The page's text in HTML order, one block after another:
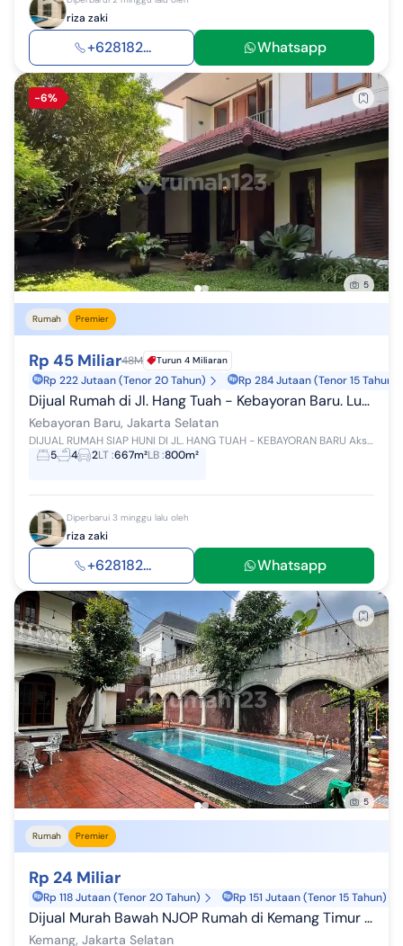
riza zaki
+628182... Whatsapp
5
-6%
Rumah Premier
Rp 45 Miliar48M Turun 4 Miliaran
Rp 222 Jutaan (Tenor 20 Tahun) Rp 284 Jutaan (Tenor 15 Tahun)
Dijual Rumah di Jl. Hang Tuah - Kebayoran Baru. Luas Tanah 667M Rp.45 M Nego
Kebayoran Baru, Jakarta Selatan
DIJUAL RUMAH SIAP HUNI DI JL. HANG TUAH - KEBAYORAN BARU Akses jalan Lebar 3 mobil Lokasi tenang dan teduh Luas tanah 667m2 Luas bangunan 800m2 ...
5
4 2LT:667m²LB:800m²
Diperbarui 3 minggu lalu oleh
riza zaki
+628182... Whatsapp
5
Rumah Premier
Rp 24 Miliar
Rp 118 Jutaan (Tenor 20 Tahun) Rp 151 Jutaan (Tenor 15 Tahun)
Dijual Murah Bawah NJOP Rumah di Kemang Timur Raya. Luas 1192M2. NJOP 27 M Jual Hanya Rp 24 M
Kemang, Jakarta Selatan